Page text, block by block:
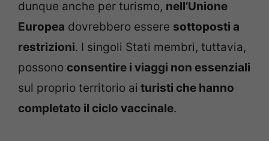
dunque anche per turismo, nell’Unione
Europea dovrebbero essere sottoposti a
restrizioni. I singoli Stati membri, tuttavia,
possono consentire i viaggi non essenziali
sul proprio territorio ai turisti che hanno
completato il ciclo vaccinale.